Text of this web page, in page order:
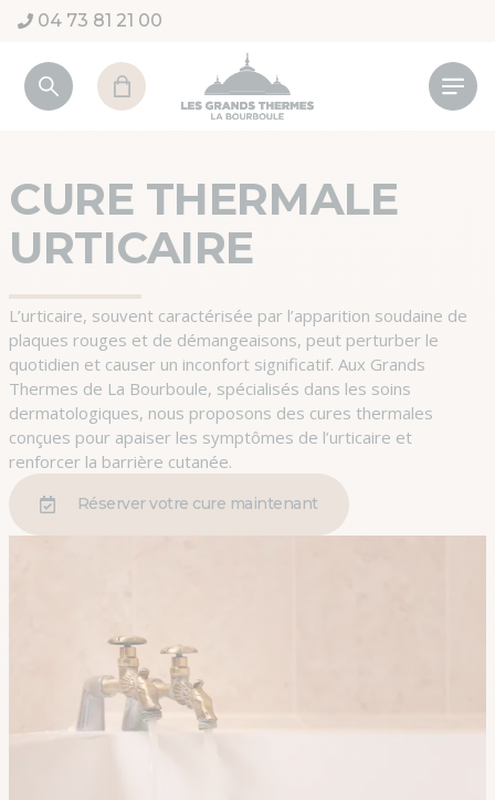
Aller au contenu
04 73 81 21 00
CURE THERMALE
URTICAIRE
L’urticaire, souvent caractérisée par l’apparition soudaine de
plaques rouges et de démangeaisons, peut perturber le
quotidien et causer un inconfort significatif. Aux Grands
Thermes de La Bourboule, spécialisés dans les soins
dermatologiques, nous proposons des cures thermales
conçues pour apaiser les symptômes de l’urticaire et
renforcer la barrière cutanée.
Réserver votre cure maintenant
Orientations thérapeutiques
Voies respiratoires
Muqueuses Bucco-linguales
TDE (Trouble du Développement de l'Enfant)
Cures thermales en Double orientation
Cures thermales enfants
Modalités de prise en charge
Dermatologie post-cancer
Réserver votre cure maintenant
Cures Libres
Nos cures Libres 100% Thermale (5j ou 10j)
Nos cures Libres enfant (5j et 10j)
Découverte des soins thermaux
Présentation
L'eau thermale
Les médecins Thermaux
Démarche qualité
Les pratiques thermales
Informations pratiques
Préparer sa cure thermale
Hébergements
Maisons d'enfants